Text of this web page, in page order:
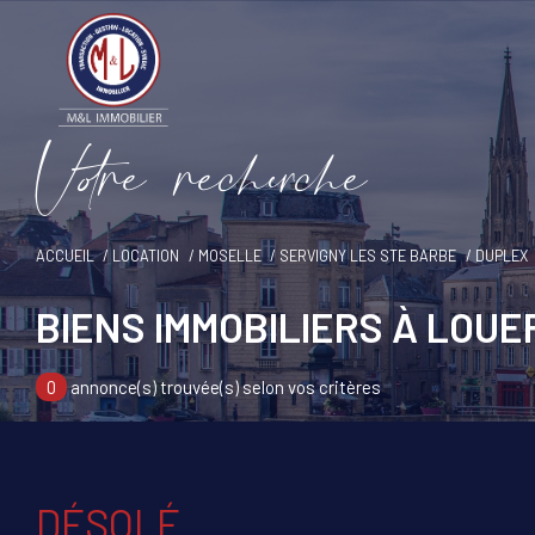
Vore recece
ACCUEIL LOCATION MOSELLE SERVIGNY LES STE BARBE DUPLEX
BIENS IMMOBILIERS À
0 annonce(s) trouvée(s) selon vos critères
DÉSOLÉ